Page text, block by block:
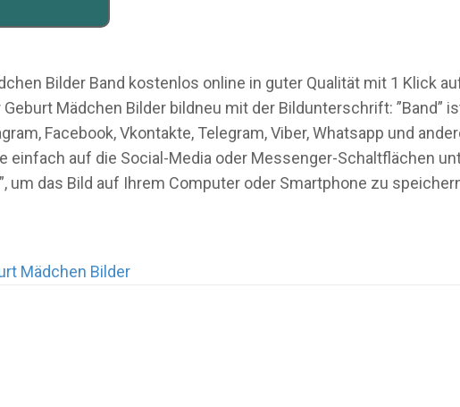
Bilder Band kostenlos online in guter Qualität mit 1 Klick
Mädchen Bilder bildneu mit der Bildunterschrift: ”Band”
Facebook, Vkontakte, Telegram, Viber, Whatsapp und
einfach auf die Social-Media oder Messenger-Schaltflächen
um das Bild auf Ihrem Computer oder Smartphone zu
Mädchen Bilder